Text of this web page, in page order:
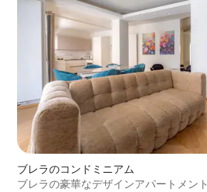
ブレラのコンドミニアム
ブレラの豪華なデザインアパートメント